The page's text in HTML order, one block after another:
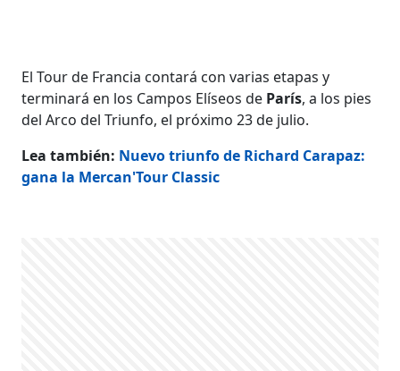
El Tour de Francia contará con varias etapas y
terminará en los Campos Elíseos de París, a los pies
del Arco del Triunfo, el próximo 23 de julio.
Lea también: Nuevo triunfo de Richard Carapaz:
gana la Mercan'Tour Classic